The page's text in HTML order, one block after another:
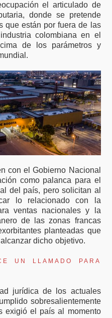
el articulado de
donde se pretende
que están por fuera de las
colombiana en el
de los parámetros y
con el Gobierno Nacional
como palanca para el
del país, pero solicitan al
lo relacionado con la
ventas nacionales y la
de las zonas francas
planteadas que
dicho objetivo.
UN LLAMADO PARA
jurídica de los actuales
sobresalientemente
exigió el país al momento